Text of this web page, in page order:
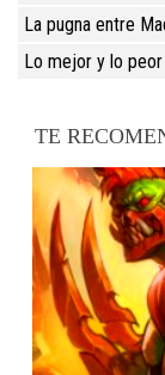
La pugna entre
Lo mejor y lo
TE